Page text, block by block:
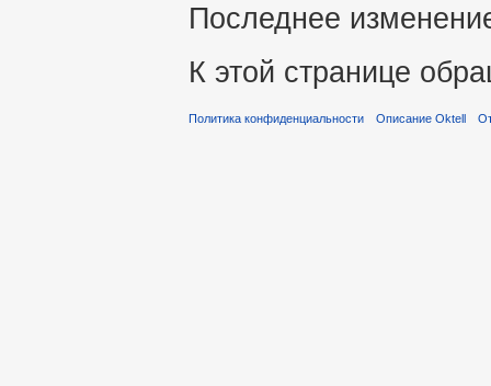
Последнее
К этой странице
Политика конфиденциальности Описание Oktell